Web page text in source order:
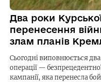
Два роки
перенесення
злам планів
Сьогодні виповнюється
операції —
кампанії, яка перенесла